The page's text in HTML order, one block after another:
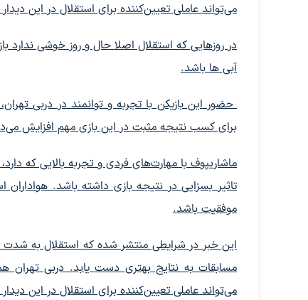
می‌تواند عاملی تعیین‌کننده برای استقلال در این
در روزهایی که استقلال اصلا حال و روز خوشی
آبی ها باشد.
حضور این بازیکن با تجربه و توانمند در دربی
برای کسب نتیجه مثبت در این بازی مهم افزایش
ماشاریپوف با مهارت‌های فردی و تجربه بالایی که
تاثیر بسزایی در نتیجه بازی داشته باشد.
موفقیت باشد.
این خبر در شرایطی منتشر شده که استقلال به شدت به
مسابقات به نتایج بهتری دست یابد. دربی
می‌تواند عاملی تعیین‌کننده برای استقلال در این